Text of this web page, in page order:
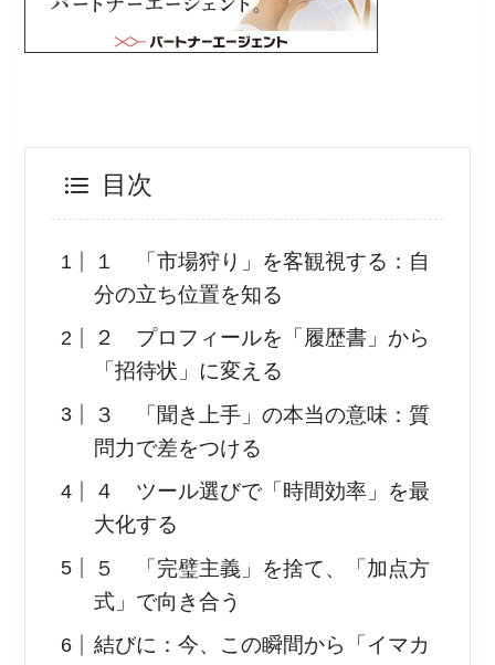
目次
１ 「市場狩り」を客観視する：自
分の立ち位置を知る
２ プロフィールを「履歴書」から
「招待状」に変える
３ 「聞き上手」の本当の意味：質
問力で差をつける
４ ツール選びで「時間効率」を最
大化する
５ 「完璧主義」を捨て、「加点方
式」で向き合う
結びに：今、この瞬間から「イマカ